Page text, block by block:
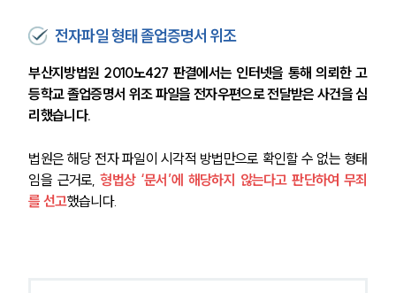
전자파일 형태 졸업증명서 위조
부산지방법원 2010노427 판결에서는 인터넷을 통해 의뢰한 고
등학교 졸업증명서 위조 파일을 전자우편으로 전달받은 사건을 심
리했습니다.
법원은 해당 전자 파일이 시각적 방법만으로 확인할 수 없는 형태
임을 근거로, 형법상 ‘문서’에 해당하지 않는다고 판단하여 무죄
를 선고했습니다.